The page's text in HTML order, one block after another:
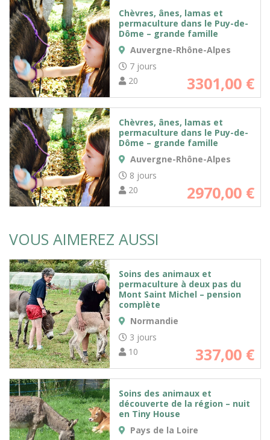
Chèvres, ânes, lamas et
permaculture dans le Puy-de-
Dôme – grande famille
Auvergne-Rhône-Alpes
7 jours
20
3301,00 €
Chèvres, ânes, lamas et
permaculture dans le Puy-de-
Dôme – grande famille
Auvergne-Rhône-Alpes
8 jours
20
2970,00 €
VOUS AIMEREZ AUSSI
Soins des animaux et
permaculture à deux pas du
Mont Saint Michel – pension
complète
Normandie
3 jours
10
337,00 €
Soins des animaux et
découverte de la région – nuit
en Tiny House
Pays de la Loire